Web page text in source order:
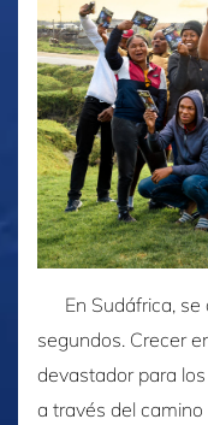
En Sudáfrica,
segundos. Crecer
devastador para
a través del